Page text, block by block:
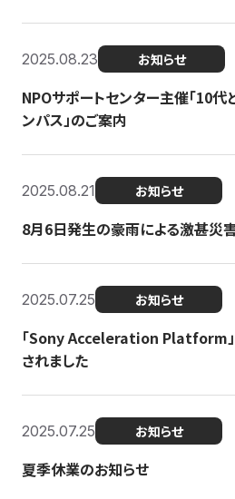
2025.08.23 お知らせ
NPOサポートセンター主催「10
ンパス」のご案内
2025.08.21 お知らせ
8月6日発生の豪雨による激甚災
2025.07.25 お知らせ
「Sony Acceleration Platform」
されました
2025.07.25 お知らせ
夏季休業のお知らせ